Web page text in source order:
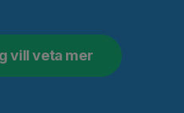
vill veta mer